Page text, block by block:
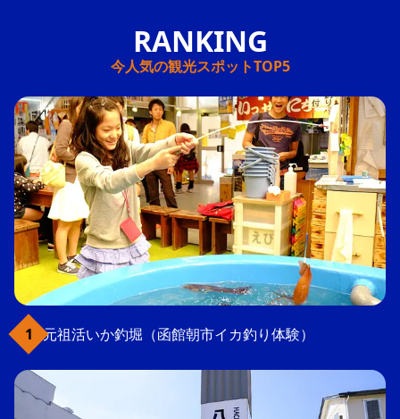
今人気の観光スポットTOP5
元祖活いか釣堀（函館朝市イカ釣り体験）